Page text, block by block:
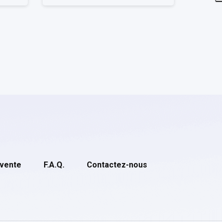
F.A.Q. Contactez-nous